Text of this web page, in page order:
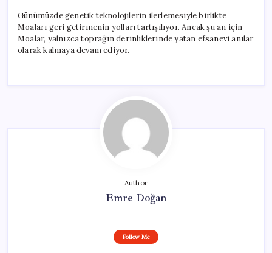
Günümüzde genetik teknolojilerin ilerlemesiyle birlikte
Moaları geri getirmenin yolları tartışılıyor. Ancak şu an için
Moalar, yalnızca toprağın derinliklerinde yatan efsanevi anılar
olarak kalmaya devam ediyor.
Author
Emre Doğan
Follow Me